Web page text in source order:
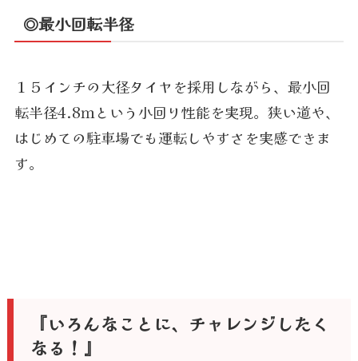
◎最小回転半径
１５インチの大径タイヤを採用しながら、最小回
転半径4.8ｍという小回り性能を実現。狭い道や、
はじめての駐車場でも運転しやすさを実感できま
す。
『いろんなことに、チャレンジしたく
なる！』